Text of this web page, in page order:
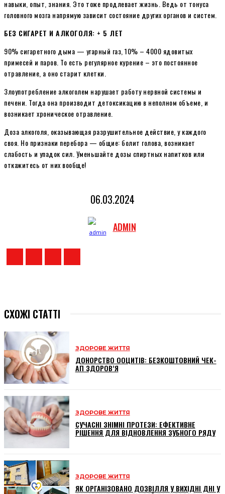
навыки, опыт, знания. Это тоже продлевает жизнь. Ведь от тонуса
головного мозга напрямую зависит состояние других органов и систем.
БЕЗ СИГАРЕТ И АЛКОГОЛЯ: + 5 ЛЕТ
90% сигаретного дыма — угарный газ, 10% – 4000 ядовитых
примесей и паров. То есть регулярное курение – это постоянное
отравление, а оно старит клетки.
Злоупотребление алкоголем нарушает работу нервной системы и
печени. Тогда она производит детоксикацию в неполном объеме, и
возникает хроническое отравление.
Доза алкоголя, оказывающая разрушительное действие, у каждого
своя. Но признаки перебора — общие: болит голова, возникает
слабость и упадок сил. Уменьшайте дозы спиртных напитков или
откажитесь от них вообще!
06.03.2024
ADMIN
СХОЖІ СТАТТІ
ЗДОРОВЕ ЖИТТЯ
ДОНОРСТВО ООЦИТІВ: БЕЗКОШТОВНИЙ ЧЕК-
АП ЗДОРОВ’Я
ЗДОРОВЕ ЖИТТЯ
СУЧАСНІ ЗНІМНІ ПРОТЕЗИ: ЕФЕКТИВНЕ
РІШЕННЯ ДЛЯ ВІДНОВЛЕННЯ ЗУБНОГО РЯДУ
ЗДОРОВЕ ЖИТТЯ
ЯК ОРГАНІЗОВАНО ДОЗВІЛЛЯ У ВИХІДНІ ДНІ У